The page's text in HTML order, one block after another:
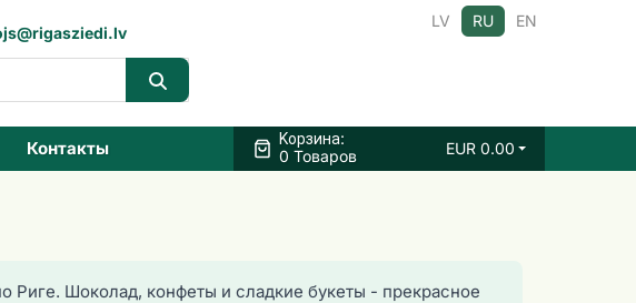
LV RU EN
Контакты Kорзина:
0 Товаров
EUR 0.00
Риге. Шоколад, конфеты и сладкие букеты - прекрасное